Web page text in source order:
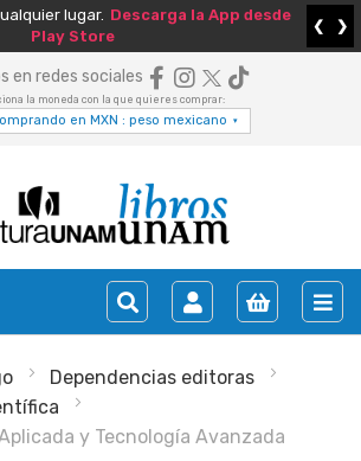
lugar. Descarga la App desde
Play Store
❮ ❯
en redes sociales
la moneda con la que quieres comprar:
en MXN : peso mexicano ▾
Dependencias editoras
y Tecnología Avanzada